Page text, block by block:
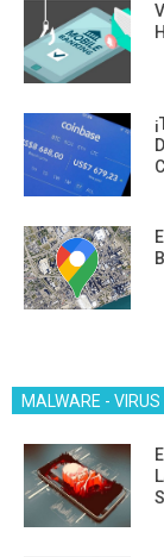
MALWARE - VIRUS